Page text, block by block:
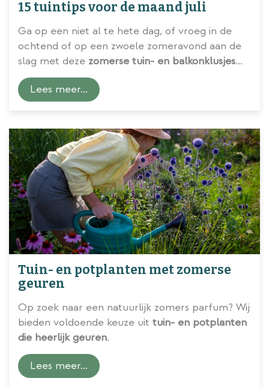
15 tuintips voor de maand juli
Ga op een niet al te hete dag, of vroeg in de
ochtend of op een zwoele zomeravond aan de
slag met deze zomerse tuin- en balkonklusjes
voor de maand juli
Lees meer...
Tuin- en potplanten met zomerse
geuren
Op zoek naar een natuurlijk zomers parfum? Wij
bieden voldoende keuze uit tuin- en potplanten
die heerlijk geuren.
Lees meer...